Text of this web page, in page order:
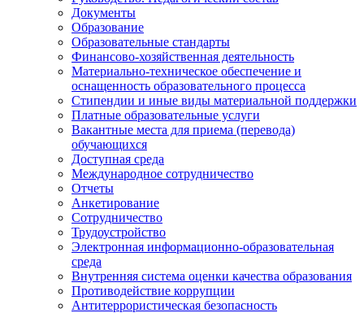
Документы
Образование
Образовательные стандарты
Финансово-хозяйственная деятельность
Материально-техническое обеспечение и
оснащенность образовательного процесса
Стипендии и иные виды материальной поддержки
Платные образовательные услуги
Вакантные места для приема (перевода)
обучающихся
Доступная среда
Международное сотрудничество
Отчеты
Анкетирование
Сотрудничество
Трудоустройство
Электронная информационно-образовательная
среда
Внутренняя система оценки качества образования
Противодействие коррупции
Антитеррористическая безопасность